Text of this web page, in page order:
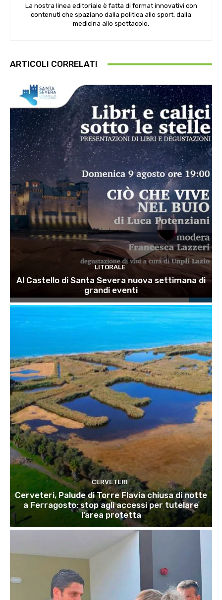
La nostra linea editoriale è fatta di format innovativi con
contenuti che spaziano dalla politica allo sport, dalla
medicina allo spettacolo.
ARTICOLI CORRELATI
LITORALE
Al Castello di Santa Severa nuova settimana di
grandi eventi
CERVETERI
Cerveteri, Palude di Torre Flavia chiusa di notte
a Ferragosto: stop agli accessi per tutelare
l’area protetta